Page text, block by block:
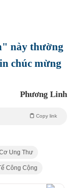
này thường
chúc mừng
Phương Linh
Copy link
Ung Thư
Công Cộng